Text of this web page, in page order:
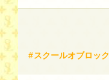
スクールオブロック